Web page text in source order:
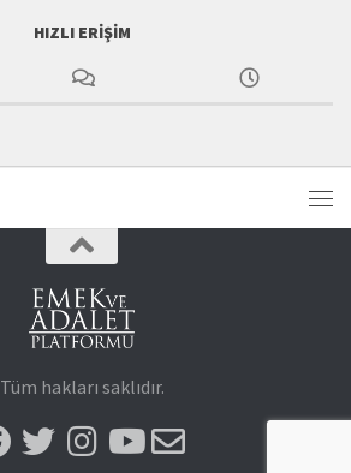
HIZLI ERIŞIM
Tüm hakları saklıdır.